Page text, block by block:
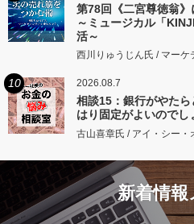
第78回《二宮尊徳翁》
～ミュージカル「
活～
西川りゅうじん氏 / マーケ
10 2026.08.7
相談15：銀行がやた
はり固定がよいのでし
古山喜章氏 / アイ・シー
新着情報